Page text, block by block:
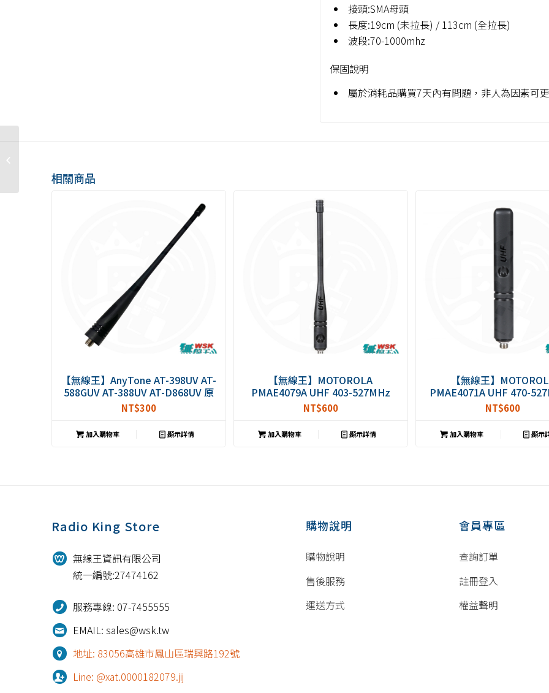
接頭:SMA母頭
長度:19cm (未拉長) / 113cm (全拉長)
波段:70-1000mhz
保固說明
屬於消耗品購買7天內有問題，非人為因素可
相關商品
【無線王】AnyTone AT-398UV AT-
588GUV AT-388UV AT-D868UV 原
廠雙頻天線
NT$300
加入購物車 顯示詳情
【無線王】MOTOROLA
PMAE4079A UHF 403-527MHz
GPS 原廠天線 15公分 P8668i
P8608i P8628i P6620i P6600i
NT$600
加入購物車 顯示詳情
【無線王】
PMAE4071A UHF 470-
公分 GPS 原廠短天線
P8660i P8628i P8620i
P8600i P6600i
NT$600
加入購物車 顯示
Radio King Store
無線王資訊有限公司
統一編號:27474162
服務專線: 07-7455555
EMAIL: sales@wsk.tw
地址: 83056高雄市鳳山區瑞興路192號
Line: @xat.0000182079.jij
購物說明
購物說明
售後服務
運送方式
會員專區
查詢訂單
註冊登入
權益聲明